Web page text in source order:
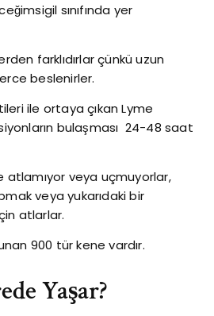
sınıfında yer
farklıdırlar çünkü uzun
beslenirler.
ile ortaya çıkan Lyme
bulaşması 24-48 saat
atlamıyor veya uçmuyorlar,
veya yukarıdaki bir
atlarlar.
900 tür kene vardır.
Yaşar?